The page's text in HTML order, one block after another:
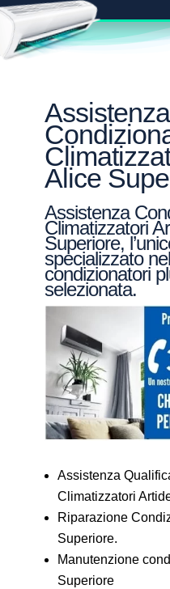
Assistenza
Alice
Assistenza
Climatizzatori
Superiore,
specializzato
condizionatori
selezionata.
Assistenza
Climatizzatori
Riparazione
Superiore.
Manutenzione
Superiore